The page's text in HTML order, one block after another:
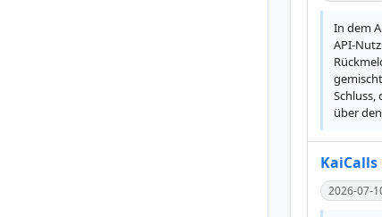
In dem
API-
über
2026-07-